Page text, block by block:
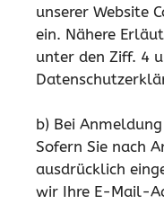
unserer Website
ein. Nähere
unter den Ziff. 4
b) Bei
Sofern Sie nach
ausdrücklich
wir Ihre E-Mail-